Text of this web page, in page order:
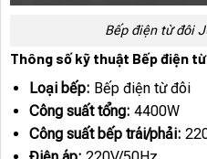
Bếp điện từ đôi
Thông số kỹ thuật Bếp điện
Loại bếp: Bếp điện từ đôi
Công suất tổng: 4400W
Công suất bếp trái/phải: